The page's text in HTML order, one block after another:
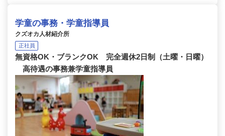
学童の事務・学童指導員
クズオカ人材紹介所
正社員
無資格OK・ブランクOK 完全週休2日制（土曜・日曜）
高待遇の事務兼学童指導員